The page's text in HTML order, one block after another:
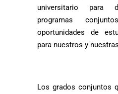
universitario para
programas
oportunidades de
para nuestros y
Los grados conjuntos